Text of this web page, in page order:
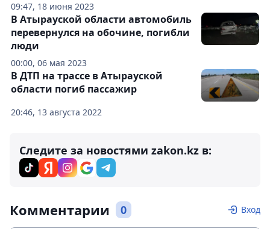
09:47, 18 июня 2023
00:00, 06 мая 2023
В Атырауской области автомобиль
перевернулся на обочине, погибли
люди
20:46, 13 августа 2022
В ДТП на трассе в Атырауской
области погиб пассажир
Следите за новостями zakon.kz в:
Комментарии 0 Вход